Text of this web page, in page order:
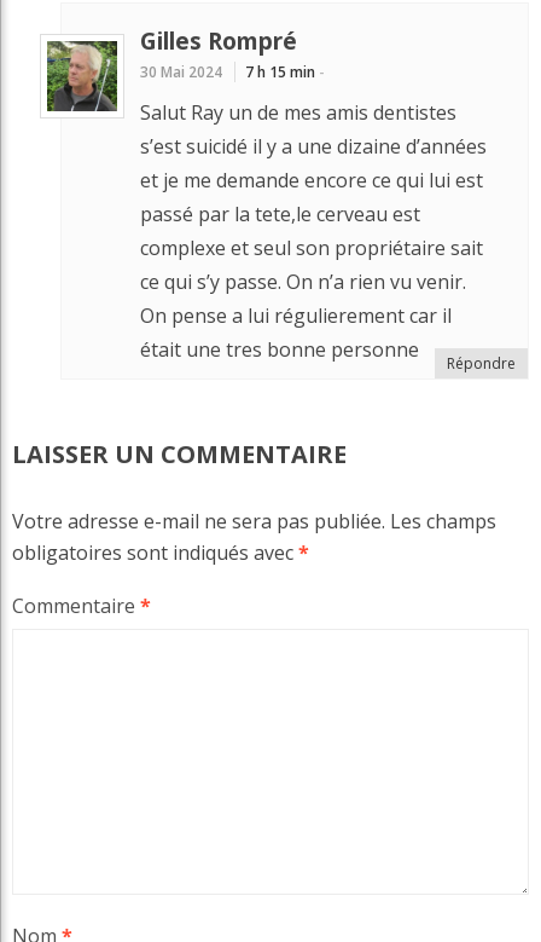
Gilles Rompré
30 Mai 2024 7 h 15 min -
Salut Ray un de mes amis dentistes
s’est suicidé il y a une dizaine d’années
et je me demande encore ce qui lui est
passé par la tete,le cerveau est
complexe et seul son propriétaire sait
ce qui s’y passe. On n’a rien vu venir.
On pense a lui régulierement car il
était une tres bonne personne
Répondre
LAISSER UN COMMENTAIRE
Votre adresse e-mail ne sera pas publiée. Les champs
obligatoires sont indiqués avec*
Commentaire *
Nom *